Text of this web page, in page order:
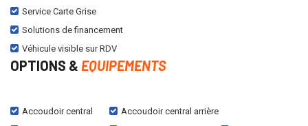
Service Carte Grise
Solutions de financement
Véhicule visible sur RDV
OPTIONS & EQUIPEMENTS
Accoudoir central
Accoudoir central arrière